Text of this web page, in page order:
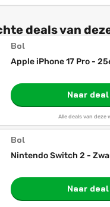
deals van
Bol
Apple iPhone 17 Pro -
Naar deal
Alle deals van deze
Bol
Nintendo Switch 2 -
Naar deal